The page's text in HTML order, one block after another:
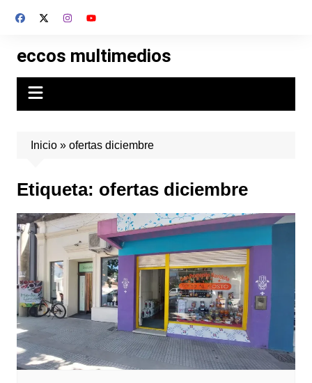
eccos multimedios
Inicio» ofertas diciembre
Etiqueta: ofertas diciembre